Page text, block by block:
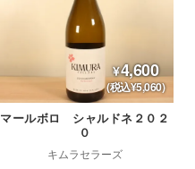
4,600
(税込¥5,060)
マールボロ シャルドネ２０２
０
キムラセラーズ